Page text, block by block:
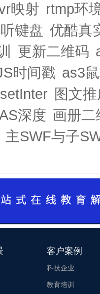
映射 rtmp环
键盘 优酷真
更新二维码
时间戳 as3
图文
深度 画册二
主SWF与子
客户案例
科技企业
教育培训